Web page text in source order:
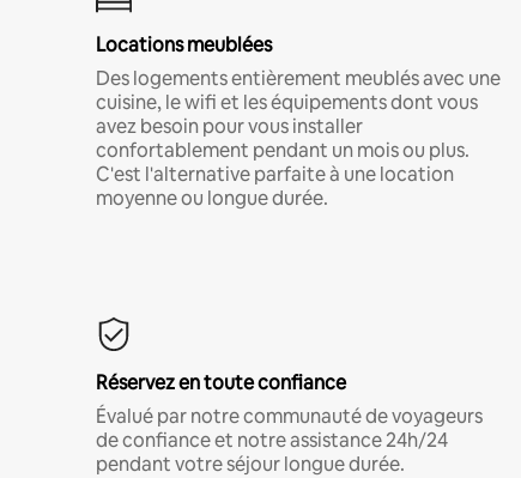
Locations meublées
Des logements entièrement meublés avec une
cuisine, le wifi et les équipements dont vous
avez besoin pour vous installer
confortablement pendant un mois ou plus.
C'est l'alternative parfaite à une location
moyenne ou longue durée.
Réservez en toute confiance
Évalué par notre communauté de voyageurs
de confiance et notre assistance 24h/24
pendant votre séjour longue durée.